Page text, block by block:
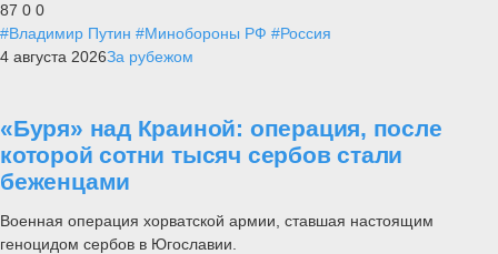
87 0 0
#Владимир Путин #Минобороны РФ #Россия
4 августа 2026За рубежом
«Буря» над Краиной: операция, после
которой сотни тысяч сербов стали
беженцами
Военная операция хорватской армии, ставшая настоящим
геноцидом сербов в Югославии.